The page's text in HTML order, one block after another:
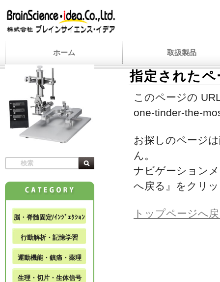
ホーム 取扱製品
指定された
このページの
one-tinder-the-
お探しのページ
ん。
ナビゲーション
へ戻る』をクリ
トップページへ
脳・脊髄固定/ｲﾝｼﾞｪｸｼｮﾝ
行動解析・記憶学習
運動機能・鎮痛・薬理
生理・切片・生体信号